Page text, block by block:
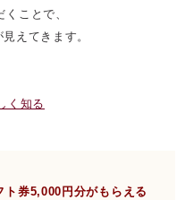
ことで、
えてきます。
く知る
券5,000円分がもらえる